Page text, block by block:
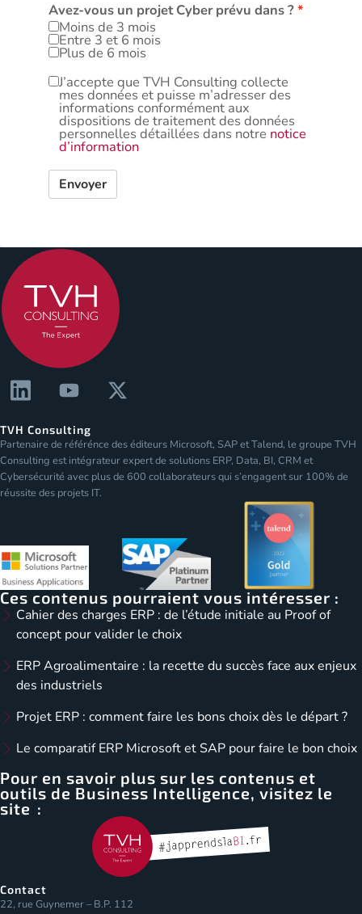
Avez-vous un projet Cyber prévu dans ?
Moins de 3 mois
Entre 3 et 6 mois
Plus de 6 mois
J’accepte que TVH Consulting collecte
mes données et puisse m’adresser des
informations conformément aux
dispositions de traitement des données
personnelles détaillées dans notre notice
d’information
Envoyer
TVH Consulting
Partenaire de référénce des éditeurs Microsoft, SAP et Talend, le groupe TVH
Consulting est intégrateur expert de solutions ERP, Data, BI, CRM et
Cybersécurité avec plus de 600 collaborateurs qui s’engagent sur 100% de
réussite des projets IT.
Ces contenus pourraient vous intéresser :
Cahier des charges ERP : de l’étude initiale au Proof of
concept pour valider le choix
ERP Agroalimentaire : la recette du succès face aux enjeux
des industriels
Projet ERP : comment faire les bons choix dès le départ ?
Le comparatif ERP Microsoft et SAP pour faire le bon choix
Pour en savoir plus sur les contenus et
outils de Business Intelligence, visitez le
site :
Contact
22, rue Guynemer – B.P. 112